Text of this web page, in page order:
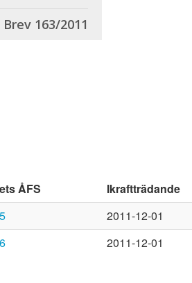
Brev 163/2011
ÅFS
Ikraftträdande
2011-12-01
2011-12-01